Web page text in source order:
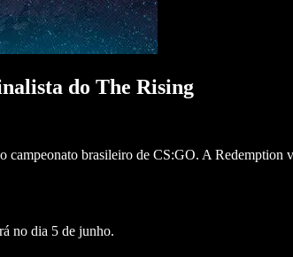
do The Rising
brasileiro de CS:GO. A
no dia 5 de junho.